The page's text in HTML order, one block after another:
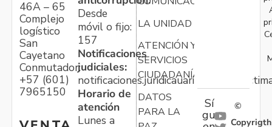
46A – 65
Complejo
logístico
San
Cayetano
Conmutador:
+57 (601)
7965150
Desde
móvil o fijo:
157
Notificaciones
judiciales:
Horario de
atención
Lunes a
LA UNIDAD
ATENCIÓN Y
SERVICIOS
CIUDADANÍA
DATOS
PARA LA
Sí
gu
©
Copyrigth